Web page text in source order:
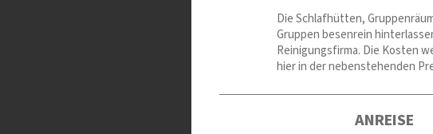
Die Schlafhütten,
Gruppen besenrein
Reinigungsfirma. Die Kosten
hier in der nebenstehenden
ANREISE